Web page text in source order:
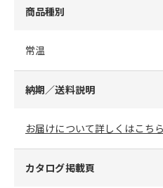
商品種別
常温
納期／送料説明
お届けについて詳しくはこち
カタログ掲載頁